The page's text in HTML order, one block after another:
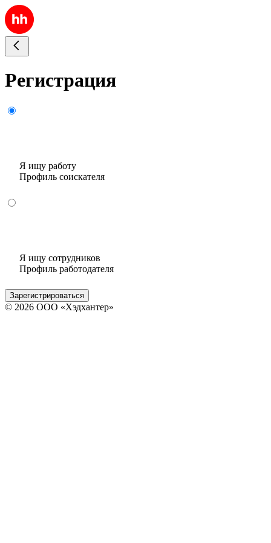
Регистрация
Я ищу работу
Профиль соискателя
Я ищу сотрудников
Профиль работодателя
Зарегистрироваться
© 2026 ООО «Хэдхантер»